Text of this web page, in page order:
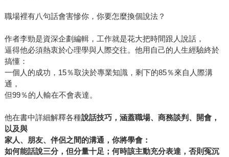
職場裡有八句話會害慘你，你要怎麼換個說法？
作者李勁是資深企劃編輯，工作就是花大把時間跟人說話，
逼得他必須熱衷於心理學與人際交往。他用自己的人生經驗終於
搞懂：
一個人的成功，15％取決於專業知識，剩下的85％來自人際溝
通，
但99％的人輸在不會表達。
他在書中詳細解釋各種說話技巧，涵蓋職場、商務談判、開會，
以及與
家人、朋友、伴侶之間的溝通，你將學會：
如何能話說三分，但分量十足；何時該主動充分表達，否則冤沉